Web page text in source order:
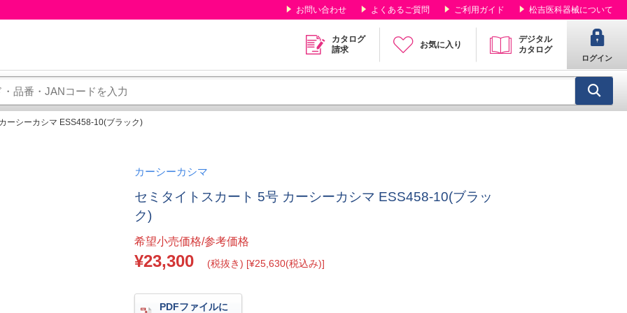
お問い合わせ よくあるご質問 ご利用ガイド 松吉医科器械について
カタログ
請求
お気に入り
デジタル
カタログ
ログイン
ーシーカシマ ESS458-10(ブラック)
カーシーカシマ
セミタイトスカート 5号 カーシーカシマ ESS458-10(ブラッ
ク)
希望小売価格/参考価格
¥23,300 (税抜き) [¥25,630(税込み)]
PDFファイルに